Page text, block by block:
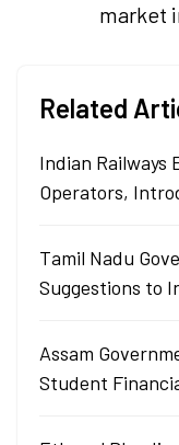
market
Related
Indian Railways
Operators,
Tamil Nadu
Suggestions to
Assam
Student